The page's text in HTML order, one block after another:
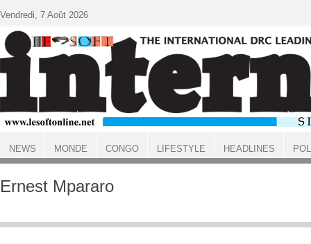
ACCUEIL
Ernest Mpararo
Vendredi, 7 Août 2026
NEWS MONDE CONGO LIFESTYLE HEADLINES